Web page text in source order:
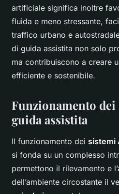
artificiale significa inoltre
fluida e meno stressante,
traffico urbano e
di guida assistita non solo
ma contribuiscono a creare
efficiente e sostenibile.
Funzionamento
guida assistita
Il funzionamento dei sistemi
si fonda su un complesso
permettono il rilevamento e
dell’ambiente circostante il